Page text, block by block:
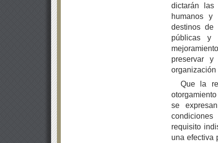
dictarán las
humanos y
destinos de
públicas y
preservar
organización
Que la
se
requisito
una efectiva